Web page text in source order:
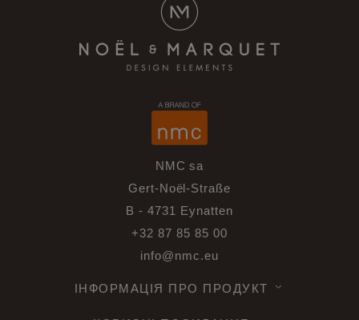
NMC sa
Gert-Noël-Straße
B - 4731 Eynatten
+32 87 85 85 00
info@nmc.eu
ІНФОРМАЦІЯ ПРО ПРОДУКТ